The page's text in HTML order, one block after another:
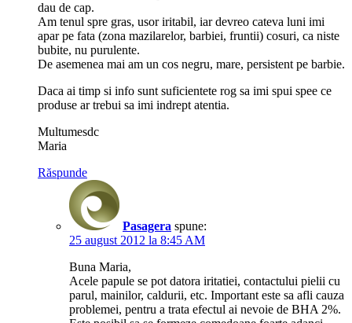
dau de cap.
Am tenul spre gras, usor iritabil, iar devreo cateva luni imi
apar pe fata (zona mazilarelor, barbiei, fruntii) cosuri, ca niste
bubite, nu purulente.
De asemenea mai am un cos negru, mare, persistent pe barbie.
Daca ai timp si info sunt suficientete rog sa imi spui spee ce
produse ar trebui sa imi indrept atentia.
Multumesdc
Maria
Răspunde
Pasagera spune:
25 august 2012 la 8:45 AM
Buna Maria,
Acele papule se pot datora iritatiei, contactului pielii cu
parul, mainilor, caldurii, etc. Important este sa afli cauza
problemei, pentru a trata efectul ai nevoie de BHA 2%.